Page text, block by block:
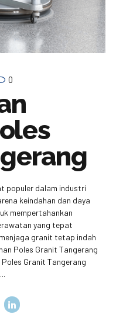
0
populer dalam industri
keindahan dan daya
mempertahankan
yang tepat
granit tetap indah
Poles Granit Tangerang
Granit Tangerang